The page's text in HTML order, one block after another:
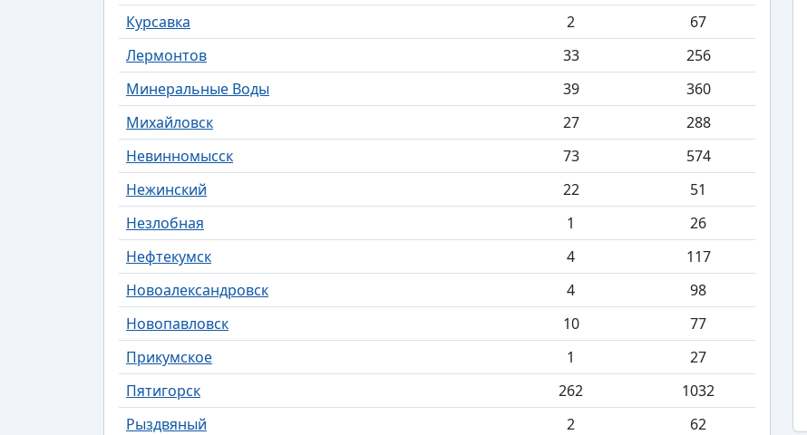
Курсавка
2
67
Лермонтов
33
256
Минеральные Воды
39
360
Михайловск
27
288
Невинномысск
73
574
Нежинский
22
51
Незлобная
1
26
Нефтекумск
4
117
Новоалександровск
4
98
Новопавловск
10
77
Прикумское
1
27
Пятигорск
262
1032
Рыздвяный
2
62